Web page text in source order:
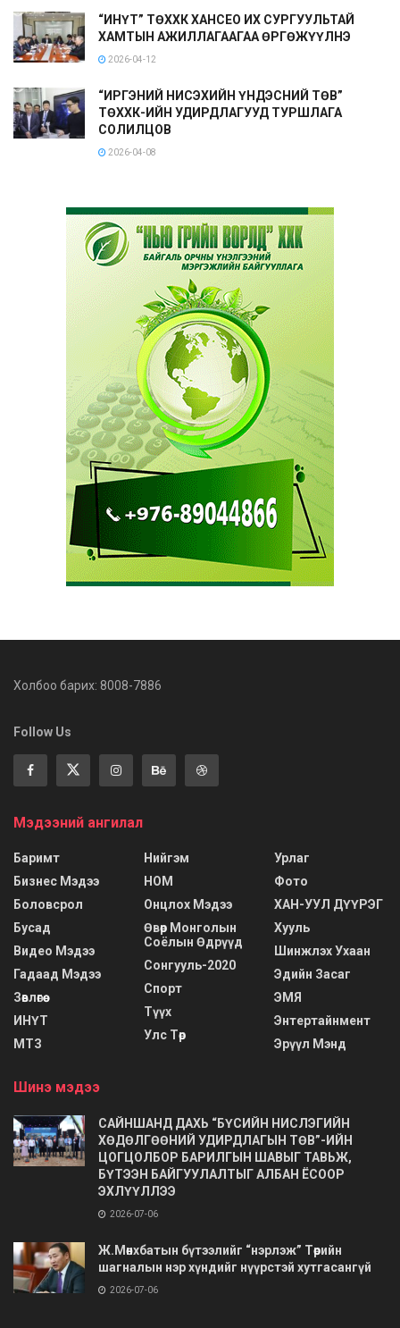
“ИНҮТ” ТӨХХК ХАНСЕО ИХ СУРГУУЛЬТАЙ
ХАМТЫН АЖИЛЛАГААГАА ӨРГӨЖҮҮЛНЭ
2026-04-12
“ИРГЭНИЙ НИСЭХИЙН ҮНДЭСНИЙ ТӨВ”
ТӨХХК-ИЙН УДИРДЛАГУУД ТУРШЛАГА
СОЛИЛЦОВ
2026-04-08
Холбоо барих: 8008-7886
Follow Us
Мэдээний ангилал
Баримт
Бизнес Мэдээ
Боловсрол
Бусад
Видео Мэдээ
Гадаад Мэдээ
Зөвлөгөө
ИНҮТ
МТЗ
Нийгэм
НОМ
Онцлох Мэдээ
Өвөр Монголын
Соёлын Өдрүүд
Сонгууль-2020
Спорт
Түүх
Улс Төр
Урлаг
Фото
ХАН-УУЛ ДҮҮРЭГ
Хууль
Шинжлэх Ухаан
Эдийн Засаг
ЭМЯ
Энтертайнмент
Эрүүл Мэнд
Шинэ мэдээ
САЙНШАНД ДАХЬ “БҮСИЙН НИСЛЭГИЙН
ХӨДӨЛГӨӨНИЙ УДИРДЛАГЫН ТӨВ”-ИЙН
ЦОГЦОЛБОР БАРИЛГЫН ШАВЫГ ТАВЬЖ,
БҮТЭЭН БАЙГУУЛАЛТЫГ АЛБАН ЁСООР
ЭХЛҮҮЛЛЭЭ
2026-07-06
Ж.Мөнхбатын бүтээлийг “нэрлэж” Төрийн
шагналын нэр хүндийг нүүрстэй хутгасангүй
2026-07-06